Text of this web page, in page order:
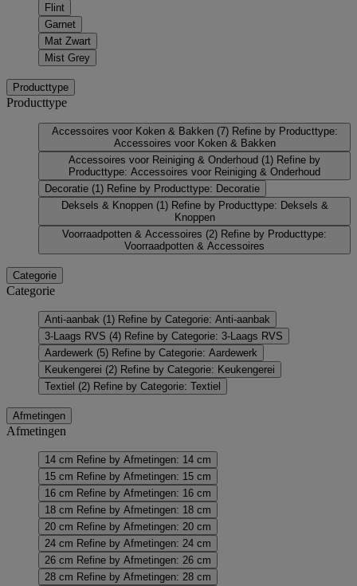
Flint
Garnet
Mat Zwart
Mist Grey
Producttype
Producttype
Accessoires voor Koken & Bakken (7) Refine by Producttype:
Accessoires voor Koken & Bakken
Accessoires voor Reiniging & Onderhoud (1) Refine by
Producttype: Accessoires voor Reiniging & Onderhoud
Decoratie (1) Refine by Producttype: Decoratie
Deksels & Knoppen (1) Refine by Producttype: Deksels &
Knoppen
Voorraadpotten & Accessoires (2) Refine by Producttype:
Voorraadpotten & Accessoires
Categorie
Categorie
Anti-aanbak (1) Refine by Categorie: Anti-aanbak
3-Laags RVS (4) Refine by Categorie: 3-Laags RVS
Aardewerk (5) Refine by Categorie: Aardewerk
Keukengerei (2) Refine by Categorie: Keukengerei
Textiel (2) Refine by Categorie: Textiel
Afmetingen
Afmetingen
14 cm Refine by Afmetingen: 14 cm
15 cm Refine by Afmetingen: 15 cm
16 cm Refine by Afmetingen: 16 cm
18 cm Refine by Afmetingen: 18 cm
20 cm Refine by Afmetingen: 20 cm
24 cm Refine by Afmetingen: 24 cm
26 cm Refine by Afmetingen: 26 cm
28 cm Refine by Afmetingen: 28 cm